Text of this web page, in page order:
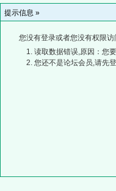
提示信息 »
您没有登录或者您没有权限
读取数据错误,原因：您
您还不是论坛会员,请先